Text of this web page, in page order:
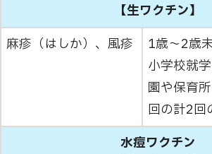
【生ワクチン】
麻疹（はしか）、風疹
1歳～2歳
小学校就
園や保育
回の計2回
水痘ワクチン